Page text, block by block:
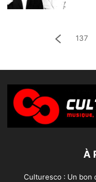
137
À
Culturesco : Un bon